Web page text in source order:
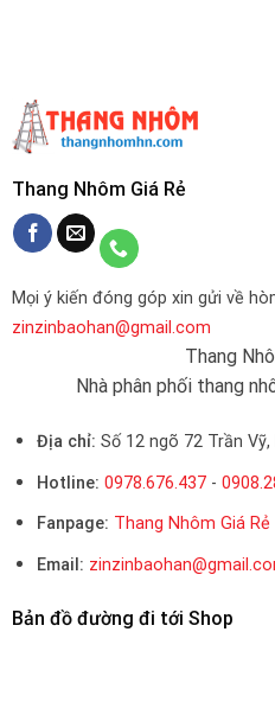
Thang Nhôm Giá Rẻ
Mọi ý kiến đóng góp xin gửi về
zinzinbaohan@gmail.com
Thang
Nhà phân phối thang
Địa chỉ: Số 12 ngõ 72 Trần Vỹ,
Hotline: 0978.676.437-
Fanpage: Thang Nhôm Giá Rẻ
Email:
Bản đồ đường đi tới Shop